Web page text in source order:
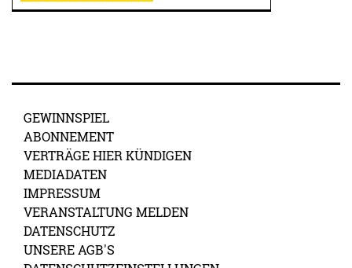
GEWINNSPIEL
ABONNEMENT
VERTRÄGE HIER KÜNDIGEN
MEDIADATEN
IMPRESSUM
VERANSTALTUNG MELDEN
DATENSCHUTZ
UNSERE AGB'S